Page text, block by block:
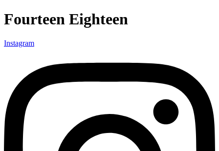
Fourteen Eighteen
Instagram